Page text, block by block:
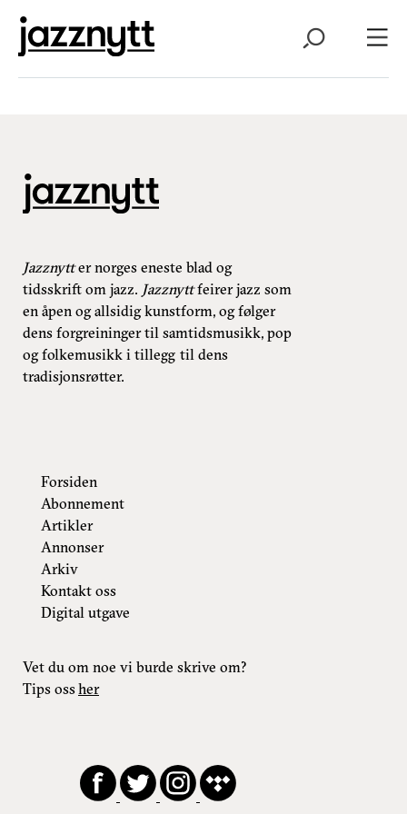
Jazznytter norges eneste blad og
tidsskrift om jazz. Jazznyttfeirer jazz som
en åpen og allsidig kunstform, og følger
dens forgreininger til samtidsmusikk, pop
og folkemusikk i tillegg til dens
tradisjonsrøtter.
Forsiden
Abonnement
Artikler
Annonser
Arkiv
Kontakt oss
Digital utgave
Vet du om noe vi burde skrive om?
Tips ossher